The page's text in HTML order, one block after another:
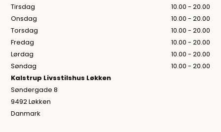
Tirsdag
10.00 - 20.00
Onsdag
10.00 - 20.00
Torsdag
10.00 - 20.00
Fredag
10.00 - 20.00
Lørdag
10.00 - 20.00
Søndag
10.00 - 20.00
Kalstrup Livsstilshus Løkken
Søndergade 8
9492 Løkken
Danmark